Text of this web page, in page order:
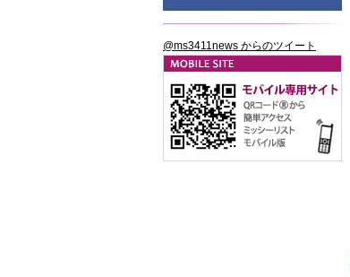
@ms3411news からのツイート